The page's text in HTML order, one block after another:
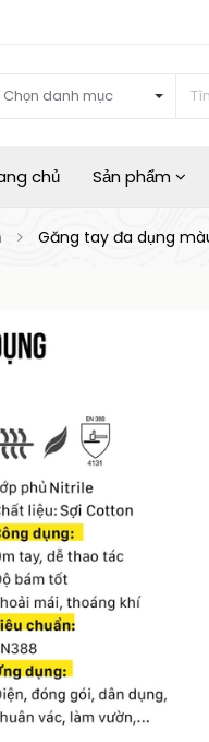
Chọn danh mục
chủ Sản phẩm
Găng tay đa dụng